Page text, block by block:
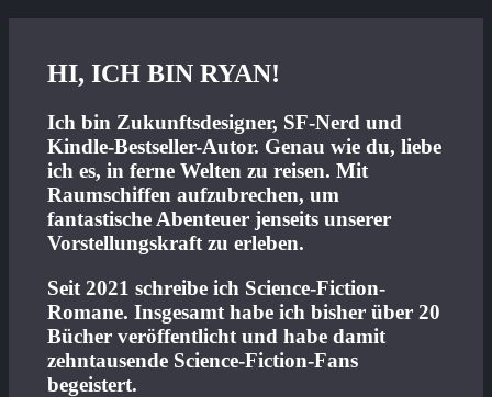
HI, ICH BIN RYAN!
Ich bin Zukunftsdesigner, SF-Nerd und
Kindle-Bestseller-Autor. Genau wie du, liebe
ich es, in ferne Welten zu reisen. Mit
Raumschiffen aufzubrechen, um
fantastische Abenteuer jenseits unserer
Vorstellungskraft zu erleben.
Seit 2021 schreibe ich Science-Fiction-
Romane. Insgesamt habe ich bisher über 20
Bücher veröffentlicht und habe damit
zehntausende Science-Fiction-Fans
begeistert.